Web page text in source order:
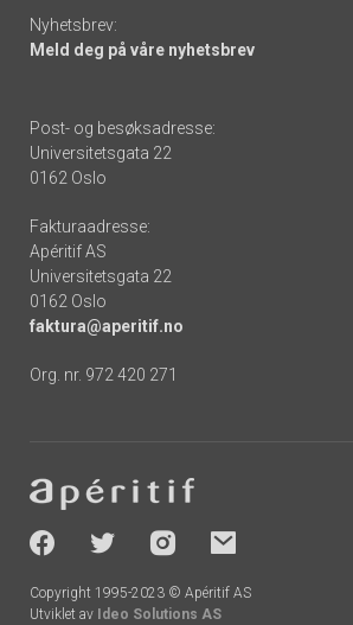
Nyhetsbrev:
Meld deg på våre nyhetsbrev
Post- og besøksadresse:
Universitetsgata 22
0162 Oslo
Fakturaadresse:
Apéritif AS
Universitetsgata 22
0162 Oslo
faktura@aperitif.no
Org. nr. 972 420 271
-
socials
Copyright 1995-2023 © Apéritif AS
Utviklet av Ideo Solutions AS